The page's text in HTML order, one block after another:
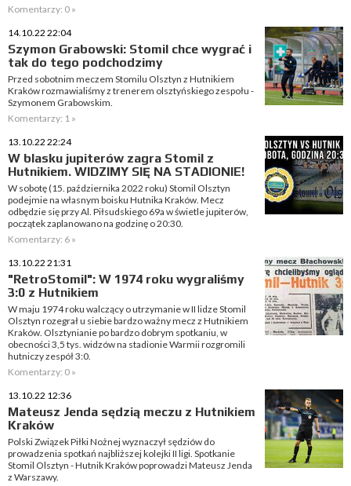
Komentarzy: 0 »
14.10.22 22:04
Szymon Grabowski: Stomil chce wygrać i
tak do tego podchodzimy
Przed sobotnim meczem Stomilu Olsztyn z Hutnikiem
Kraków rozmawialiśmy z trenerem olsztyńskiego zespołu -
Szymonem Grabowskim.
Komentarzy: 1 »
13.10.22 22:24
W blasku jupiterów zagra Stomil z
Hutnikiem. WIDZIMY SIĘ NA STADIONIE!
W sobotę (15. października 2022 roku) Stomil Olsztyn
podejmie na własnym boisku Hutnika Kraków. Mecz
odbędzie się przy Al. Piłsudskiego 69a w świetle jupiterów,
początek zaplanowano na godzinę o 20:30.
Komentarzy: 6 »
13.10.22 21:31
"RetroStomil": W 1974 roku wygraliśmy
3:0 z Hutnikiem
W maju 1974 roku walczący o utrzymanie w II lidze Stomil
Olsztyn rozegrał u siebie bardzo ważny mecz z Hutnikiem
Kraków. Olsztynianie po bardzo dobrym spotkaniu, w
obecności 3,5 tys. widzów na stadionie Warmii rozgromili
hutniczy zespół 3:0.
Komentarzy: 0 »
13.10.22 12:36
Mateusz Jenda sędzią meczu z Hutnikiem
Kraków
Polski Związek Piłki Nożnej wyznaczył sędziów do
prowadzenia spotkań najbliższej kolejki II ligi. Spotkanie
Stomil Olsztyn - Hutnik Kraków poprowadzi Mateusz Jenda
z Warszawy.